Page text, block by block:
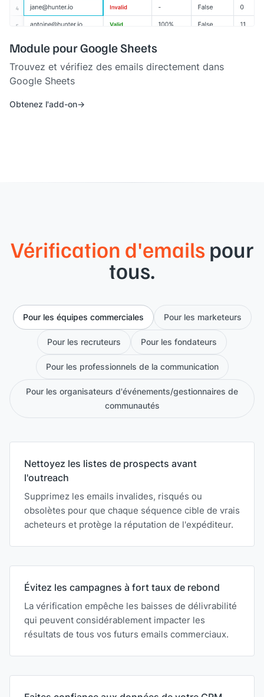
Module pour Google Sheets
Trouvez et vérifiez des emails directement dans
Google Sheets
Obtenez l'add-on
Vérification d'emails pour
tous.
Pour les équipes commerciales Pour les marketeurs
Pour les recruteurs Pour les fondateurs
Pour les professionnels de la communication
Pour les organisateurs d'événements/gestionnaires de
communautés
Nettoyez les listes de prospects avant
l'outreach
Supprimez les emails invalides, risqués ou
obsolètes pour que chaque séquence cible de vrais
acheteurs et protège la réputation de l'expéditeur.
Évitez les campagnes à fort taux de rebond
La vérification empêche les baisses de délivrabilité
qui peuvent considérablement impacter les
résultats de tous vos futurs emails commerciaux.